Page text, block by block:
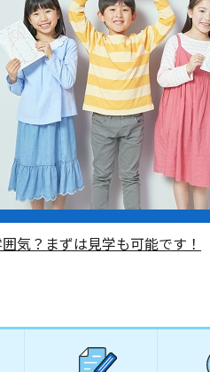
気？まずは見学も可能です！